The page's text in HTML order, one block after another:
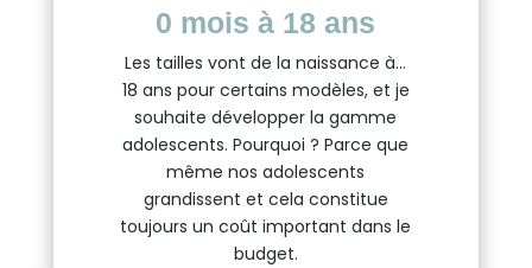
0 mois à 18 ans
Les tailles vont de la naissance à…
18 ans pour certains modèles, et je
souhaite développer la gamme
adolescents. Pourquoi ? Parce que
même nos adolescents
grandissent et cela constitue
toujours un coût important dans le
budget.